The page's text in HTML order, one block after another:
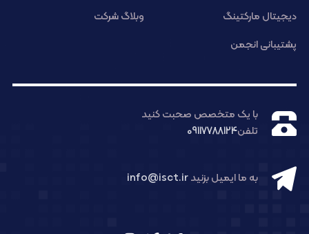
دیجیتال مارکتینگ
وبلاگ شرکت
پشتیبانی انجمن
با یک متخصص صحبت کنید
تلفن09117788124
به ما ایمیل بزنیدinfo@isct.ir